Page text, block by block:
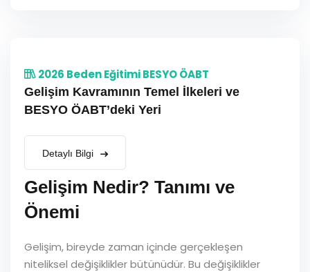
2026 Beden Eğitimi BESYO ÖABT
Gelişim Kavramının Temel İlkeleri ve
BESYO ÖABT’deki Yeri
Detaylı Bilgi
Gelişim Nedir? Tanımı ve
Önemi
Gelişim, bireyde zaman içinde gerçekleşen
niteliksel değişiklikler bütünüdür. Bu değişiklikler